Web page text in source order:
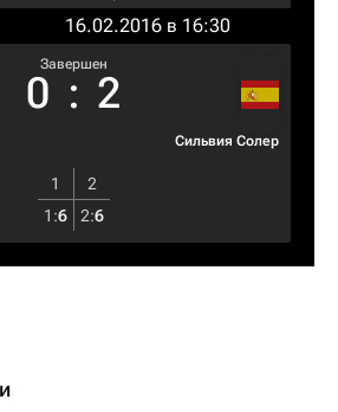
16.02.2016 в 16:30
Завершен
0 : 2
Сильвия Солер
1
2
1 :6 2:6